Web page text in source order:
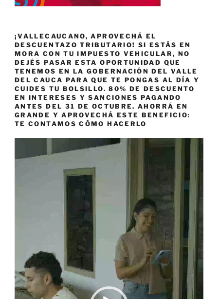
¡VALLECAUCANO, APROVECHÁ EL
DESCUENTAZO TRIBUTARIO! SI ESTÁS EN
MORA CON TU IMPUESTO VEHICULAR, NO
DEJÉS PASAR ESTA OPORTUNIDAD QUE
TENEMOS EN LA GOBERNACIÓN DEL VALLE
DEL CAUCA PARA QUE TE PONGAS AL DÍA Y
CUIDES TU BOLSILLO. 80% DE DESCUENTO
EN INTERESES Y SANCIONES PAGANDO
ANTES DEL 31 DE OCTUBRE. AHORRÁ EN
GRANDE Y APROVECHÁ ESTE BENEFICIO:
TE CONTAMOS CÓMO HACERLO